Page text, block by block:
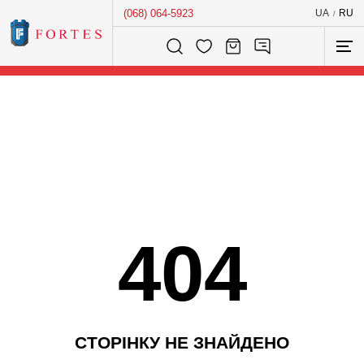
(068) 064-5923 UA / RU
Розумний пошук...
404
СТОРІНКУ НЕ ЗНАЙДЕНО